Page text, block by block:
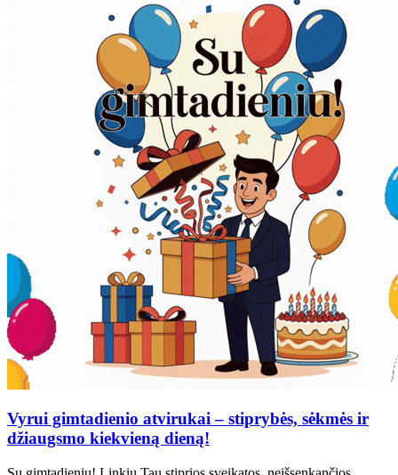
Vyrui gimtadienio atvirukai – stiprybės, sėkmės ir
džiaugsmo kiekvieną dieną!